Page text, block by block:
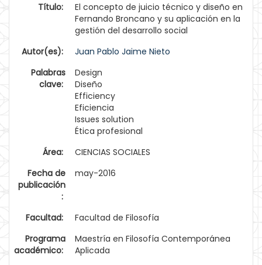
Título:
El concepto de juicio técnico y diseño en
Fernando Broncano y su aplicación en la
gestión del desarrollo social
Autor(es):
Juan Pablo Jaime Nieto
Palabras
clave:
Design
Diseño
Efficiency
Eficiencia
Issues solution
Ética profesional
Área:
CIENCIAS SOCIALES
Fecha de
publicación
:
may-2016
Facultad:
Facultad de Filosofía
Programa
académico:
Maestría en Filosofía Contemporánea
Aplicada